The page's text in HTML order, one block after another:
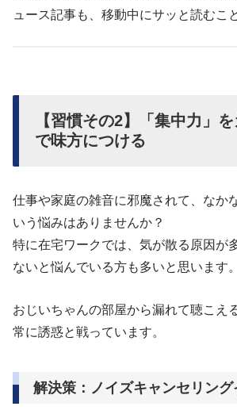
ュース記事も、移動中にサッと読むこ
【習慣その2】「集中力」
で味方につける
仕事や家庭の雑音に邪魔されて、なか
いう悩みはありませんか？
特に在宅ワークでは、気が散る原因が
ないと悩んでいる方も多いと思います。
おじいちゃんの部屋から漏れて聴こえ
常に誘惑と戦っています。
解決策：ノイズキャンセリング